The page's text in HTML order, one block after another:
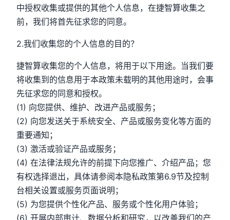
中授权收集或提供的其他个人信息，在捷智算收集之
前，我们将首先征求您的同意。
2.我们收集您的个人信息的目的？
捷智算收集您的个人信息，将用于以下用途。当我们要
将收集到的信息用于本政策未载明的其他用途时，会事
先征求您的同意和授权。
(1) 向您提供、维护、改进产品或服务；
(2) 向您发送关于系统安全、产品或服务变化等方面的
重要通知；
(3) 激活或验证产品或服务；
(4) 在法律法规允许的前提下向您推广、介绍产品；您
有权选择退出，具体请参阅本隐私政策第6.9节及控制
台相关设置或服务页面说明；
(5) 为您提供个性化产品、服务或个性化用户体验；